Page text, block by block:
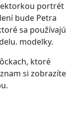
portrét
bude Petra
sa používajú
modelky.
ktoré
si zobrazíte